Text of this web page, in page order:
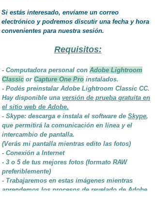
Si estás interesado, envíame un correo
electrónico y podremos discutir una fecha y hora
convenientes para nuestra sesión.
Requisitos:
- Computadora personal con Adobe Lightroom
Classic or Capture One Pro instalados.
- Podés preinstalar Adobe Lightroom Classic CC.
Hay disponible una versión de prueba gratuita en
el sitio web de Adobe.
- Skype: descarga e instala el software de Skype,
que permitirá la comunicación en línea y el
intercambio de pantalla.
(Verás mi pantalla mientras edito las fotos)
- Conexión a Internet
- 3 o 5 de tus mejores fotos (formato RAW
preferiblemente)
- Trabajaremos en estas imágenes mientras
aprendemos los procesos de revelado de Adobe